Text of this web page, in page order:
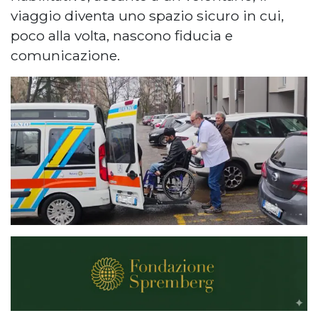
viaggio diventa uno spazio sicuro in cui,
poco alla volta, nascono fiducia e
comunicazione.